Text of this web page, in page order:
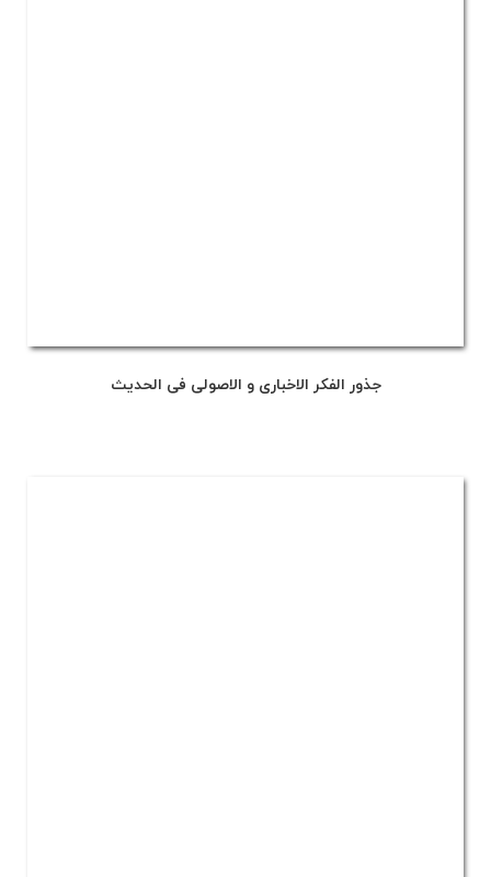
جذور الفکر الاخباری و الاصولی فی الحدیث